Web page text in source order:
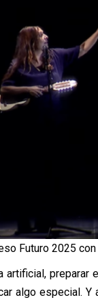
Futuro 2025
artificial,
algo especial.